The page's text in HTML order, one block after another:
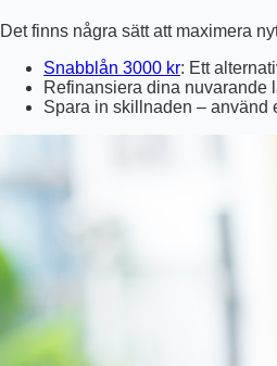
Det finns några sätt att maximera
Snabblån 3000 kr: Ett
Refinansiera dina nuvarande
Spara in skillnaden – använd